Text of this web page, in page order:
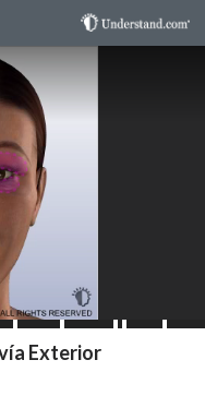
Exterior